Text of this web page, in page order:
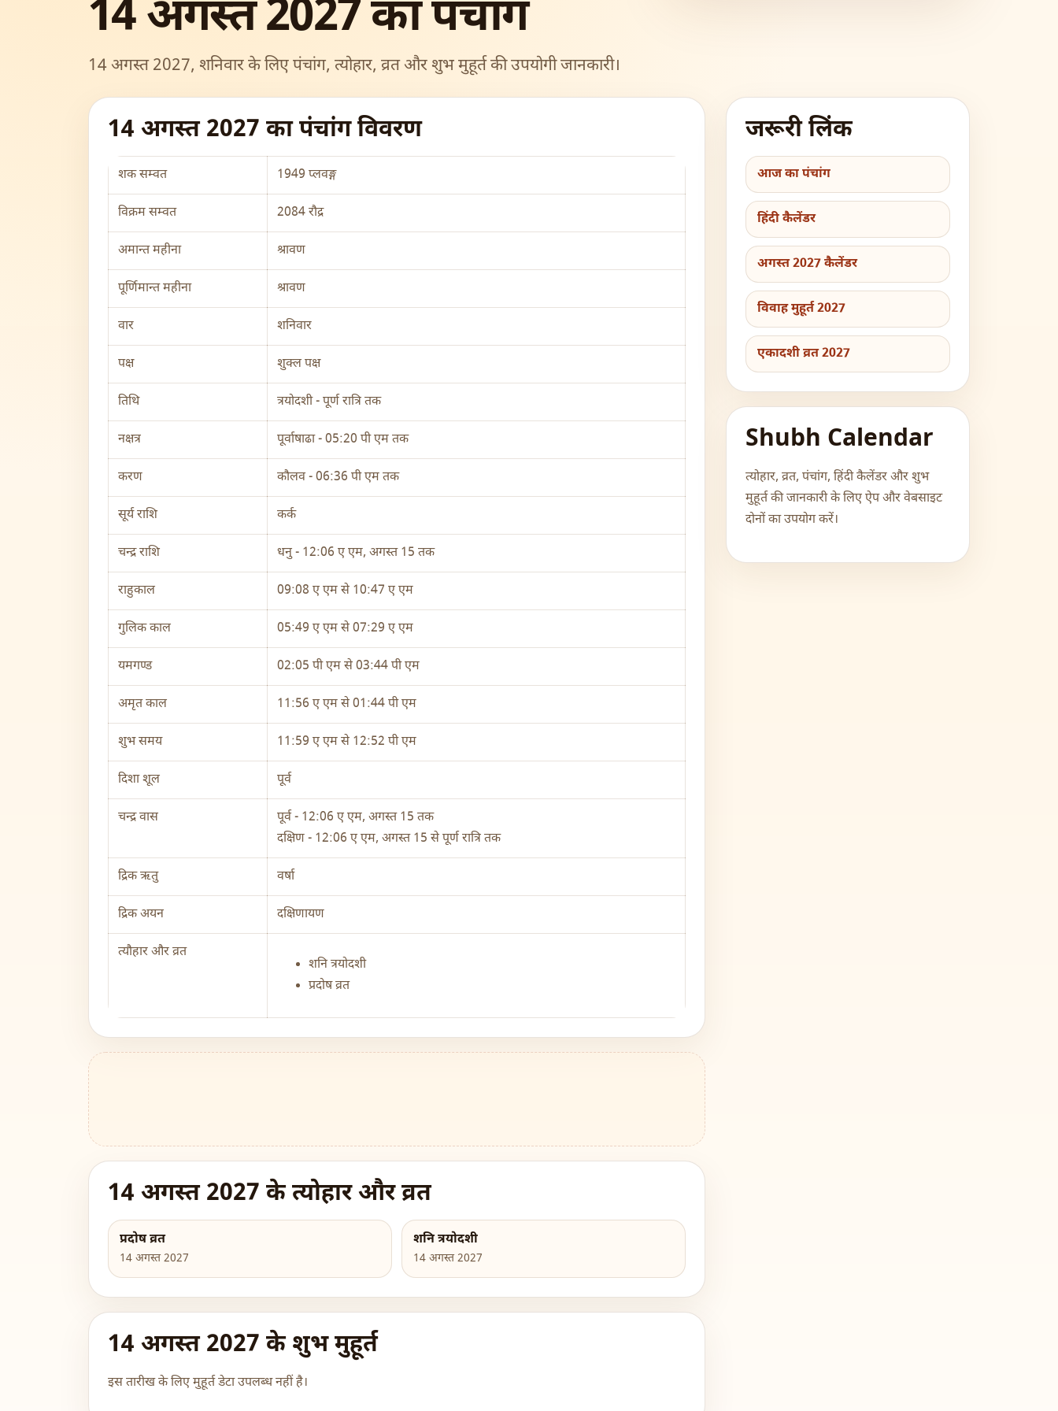
14 अगस्त 2027 का पंचांग
14 अगस्त 2027, शनिवार के लिए पंचांग, त्योहार, व्रत और शुभ मुहूर्त की उपयोगी जानकारी।
14 अगस्त 2027 का पंचांग विवरण
शक सम्वत 1949 प्लवङ्ग
विक्रम सम्वत 2084 रौद्र
अमान्त महीना श्रावण
पूर्णिमान्त महीना श्रावण
वार शनिवार
पक्ष शुक्ल पक्ष
तिथि त्रयोदशी - पूर्ण रात्रि तक
नक्षत्र पूर्वाषाढा - 05:20 पी एम तक
करण कौलव - 06:36 पी एम तक
सूर्य राशि कर्क
चन्द्र राशि धनु - 12:06 ए एम, अगस्त 15 तक
राहुकाल 09:08 ए एम से 10:47 ए एम
गुलिक काल 05:49 ए एम से 07:29 ए एम
यमगण्ड 02:05 पी एम से 03:44 पी एम
अमृत काल 11:56 ए एम से 01:44 पी एम
शुभ समय 11:59 ए एम से 12:52 पी एम
दिशा शूल पूर्व
चन्द्र वास
पूर्व - 12:06 ए एम, अगस्त 15 तक
दक्षिण - 12:06 ए एम, अगस्त 15 से पूर्ण रात्रि तक
द्रिक ऋतु वर्षा
द्रिक अयन दक्षिणायण
त्यौहार और व्रत
शनि त्रयोदशी
प्रदोष व्रत
14 अगस्त 2027 के त्योहार और व्रत
प्रदोष व्रत
14 अगस्त 2027
शनि त्रयोदशी
14 अगस्त 2027
14 अगस्त 2027 के शुभ मुहूर्त
इस तारीख के लिए मुहूर्त डेटा उपलब्ध नहीं है।
जरूरी लिंक
आज का पंचांग
हिंदी कैलेंडर
अगस्त 2027 कैलेंडर
विवाह मुहूर्त 2027
एकादशी व्रत 2027
Shubh Calendar
त्योहार, व्रत, पंचांग, हिंदी कैलेंडर और शुभ
मुहूर्त की जानकारी के लिए ऐप और वेबसाइट
दोनों का उपयोग करें।